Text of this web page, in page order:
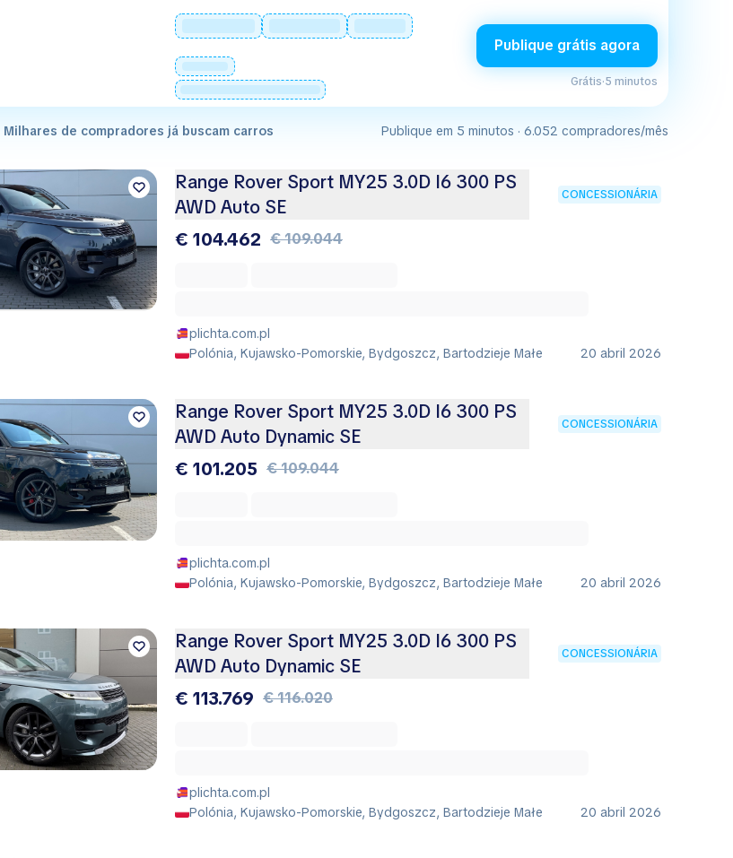
Publique grátis agora
Grátis·5 minutos
Milhares de compradores já buscam carros Publique em 5 minutos · 6.052 compradores/mês
Range Rover Sport MY25 3.0D I6 300 PS
AWD Auto SE
CONCESSIONÁRIA
€ 104.462 € 109.044
plichta.com.pl
Polónia, Kujawsko-Pomorskie, Bydgoszcz, Bartodzieje Małe
20 abril 2026
Range Rover Sport MY25 3.0D I6 300 PS
AWD Auto Dynamic SE
CONCESSIONÁRIA
€ 101.205 € 109.044
plichta.com.pl
Polónia, Kujawsko-Pomorskie, Bydgoszcz, Bartodzieje Małe
20 abril 2026
Range Rover Sport MY25 3.0D I6 300 PS
AWD Auto Dynamic SE
CONCESSIONÁRIA
€ 113.769 € 116.020
plichta.com.pl
Polónia, Kujawsko-Pomorskie, Bydgoszcz, Bartodzieje Małe
20 abril 2026